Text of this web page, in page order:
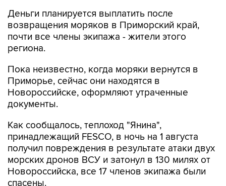
Деньги планируется выплатить после
возвращения моряков в Приморский край,
почти все члены экипажа - жители этого
региона.
Пока неизвестно, когда моряки вернутся в
Приморье, сейчас они находятся в
Новороссийске, оформляют утраченные
документы.
Как сообщалось, теплоход "Янина",
принадлежащий FESCO, в ночь на 1 августа
получил повреждения в результате атаки двух
морских дронов ВСУ и затонул в 130 милях от
Новороссийска, все 17 членов экипажа были
спасены.